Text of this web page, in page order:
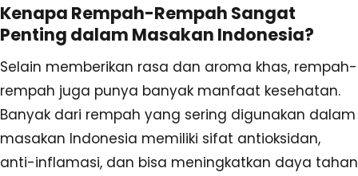
Kenapa Rempah-Rempah Sangat
Penting dalam Masakan Indonesia?
Selain memberikan rasa dan aroma khas, rempah-
rempah juga punya banyak manfaat kesehatan.
Banyak dari rempah yang sering digunakan dalam
masakan Indonesia memiliki sifat antioksidan,
anti-inflamasi, dan bisa meningkatkan daya tahan